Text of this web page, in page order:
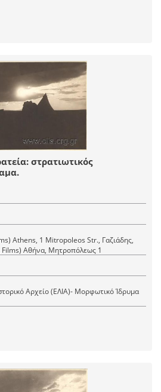
στρατιωτικός
Δημήτριος και Μιχαήλ (Dag Films) Αθήνα, Mητροπόλεως 1
Αρχείο (ΕΛΙΑ)- Μορφωτικό Ίδρυμα